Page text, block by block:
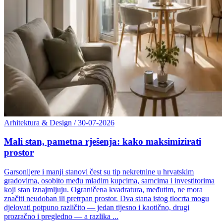
Arhitektura & Design / 30-07-2026
Mali stan, pametna rješenja: kako maksimizirati
prostor
Garsonijere i manji stanovi čest su tip nekretnine u hrvatskim
gradovima, osobito među mladim kupcima, samcima i investitorima
koji stan iznajmljuju. Ograničena kvadratura, međutim, ne mora
značiti neudoban ili pretrpan prostor. Dva stana istog tlocrta mogu
djelovati potpuno različito — jedan tijesno i kaotično, drugi
prozračno i pregledno — a razlika ...